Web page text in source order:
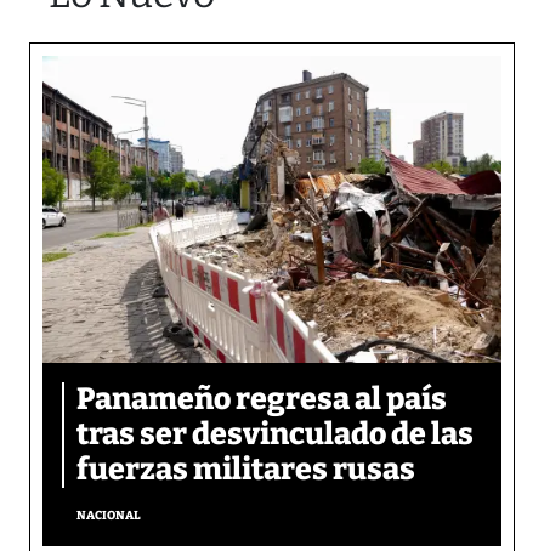
Panameño regresa al país
tras ser desvinculado de las
fuerzas militares rusas
NACIONAL